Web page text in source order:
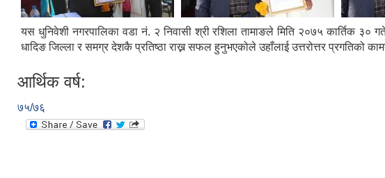
यस धुनिवेशी नगरपालिका वडा नं. २ निवासी श्री रशिला तामाङले मिति २०७५ कार्तिक ३०
धादिङ जिल्ला र समग्र देशकै प्रतिष्ठा राख्न सफल हुनुभएकोले उहाँलाई उत्तरोत्तर प्रगतिको
आर्थिक वर्ष:
७५/७६